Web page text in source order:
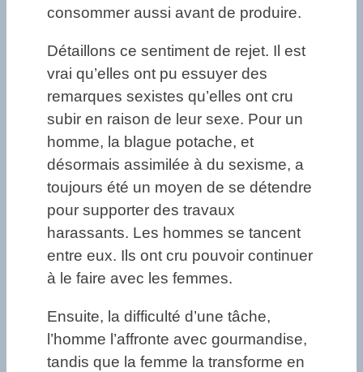
consommer aussi avant de produire.
Détaillons ce sentiment de rejet. Il est
vrai qu’elles ont pu essuyer des
remarques sexistes qu’elles ont cru
subir en raison de leur sexe. Pour un
homme, la blague potache, et
désormais assimilée à du sexisme, a
toujours été un moyen de se détendre
pour supporter des travaux
harassants. Les hommes se tancent
entre eux. Ils ont cru pouvoir continuer
à le faire avec les femmes.
Ensuite, la difficulté d’une tâche,
l’homme l’affronte avec gourmandise,
tandis que la femme la transforme en